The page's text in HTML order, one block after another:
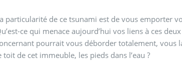
particularité de ce tsunami est de vous emporter
ce qui menace aujourd’hui vos liens à ces
pourrait vous déborder totalement, vous
toit de cet immeuble, les pieds dans l’eau ?